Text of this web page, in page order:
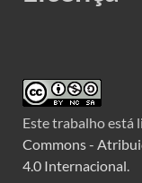
Este trabalho está
Commons -
4.0 Internacional.